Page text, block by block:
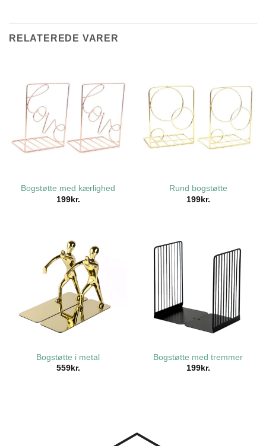
RELATEREDE VARER
Bogstøtte med kærlighed
199kr.
Rund bogstøtte
199kr.
Bogstøtte i metal
559kr.
Bogstøtte med tremmer
199kr.